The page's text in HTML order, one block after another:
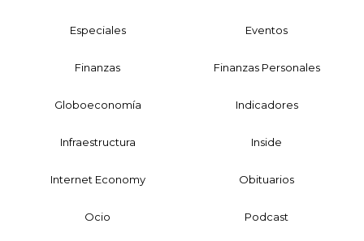
Especiales Eventos
Finanzas Finanzas Personales
Globoeconomía Indicadores
Infraestructura Inside
Internet Economy Obituarios
Ocio Podcast